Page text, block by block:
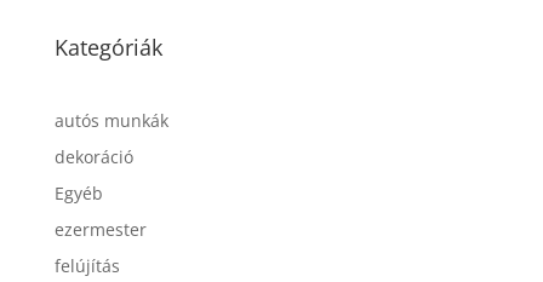
Kategóriák
autós munkák
dekoráció
Egyéb
ezermester
felújítás